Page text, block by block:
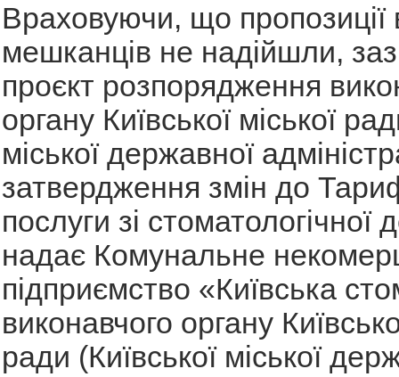
Враховуючи, що пропозиції
мешканців не надійшли,
проєкт розпорядження
органу Київської міської
міської державної
затвердження змін до
послуги зі стоматологічної
надає Комунальне
підприємство «Київська
виконавчого органу
ради (Київської міської